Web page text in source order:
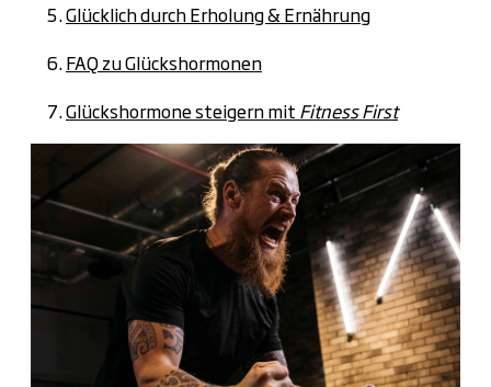
Glücklich durch Erholung & Ernährung
FAQ zu Glückshormonen
Glückshormone steigern mit Fitness First